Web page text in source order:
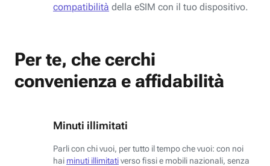
compatibilità della eSIM con il tuo dispositivo.
Per te, che cerchi
convenienza e affidabilità
Minuti illimitati
Parli con chi vuoi, per tutto il tempo che vuoi: con noi
hai minuti illimitativerso fissi e mobili nazionali, senza